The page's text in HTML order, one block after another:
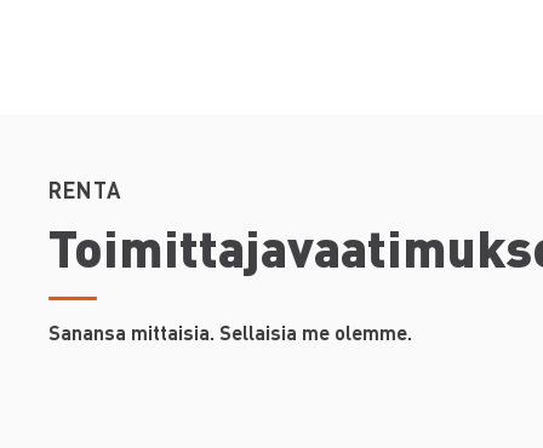
RENTA
Sanansa mittaisia. Sellaisia me olemme.